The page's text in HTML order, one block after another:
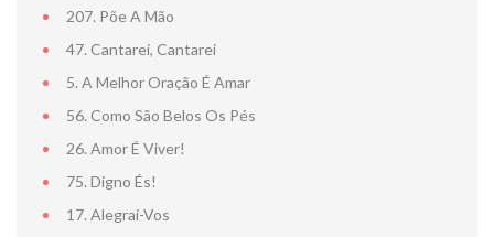
207. Põe A Mão
47. Cantarei, Cantarei
5. A Melhor Oração É Amar
56. Como São Belos Os Pés
26. Amor É Viver!
75. Digno És!
17. Alegrai-Vos